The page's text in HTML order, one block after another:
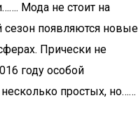
Мода не стоит на
появляются новые
Прически не
году особой
простых, но……